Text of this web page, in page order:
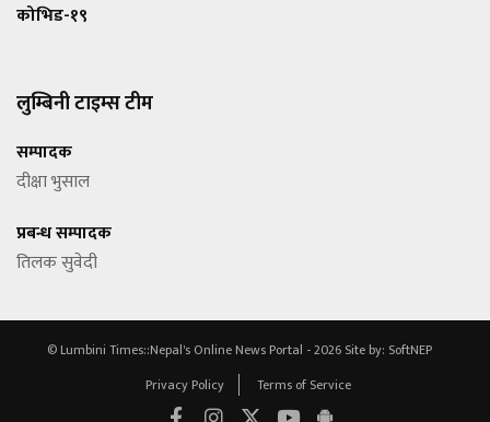
कोभिड-१९
लुम्बिनी टाइम्स टीम
सम्पादक
दीक्षा भुसाल
प्रबन्ध सम्पादक
तिलक सुवेदी
© Lumbini Times::Nepal's Online News Portal - 2026 Site by: SoftNEP
Privacy Policy
Terms of Service